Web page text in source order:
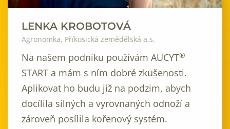
LENKA KROBOTOVÁ
Agronomka, Příkosická zemědělská a.s.
Na našem podniku používám AUCYT®
START a mám s ním dobré zkušenosti.
Aplikovat ho budu již na podzim, abych
docílila silných a vyrovnaných odnoží a
zároveň posílila kořenový systém.